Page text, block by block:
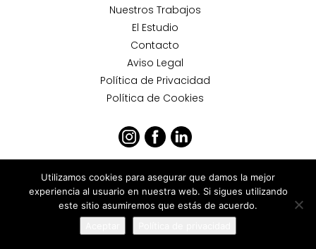
Nuestros Trabajos
El Estudio
Contacto
Aviso Legal
Política de Privacidad
Política de Cookies
Utilizamos cookies para asegurar que damos la mejor
experiencia al usuario en nuestra web. Si sigues utilizando
este sitio asumiremos que estás de acuerdo.